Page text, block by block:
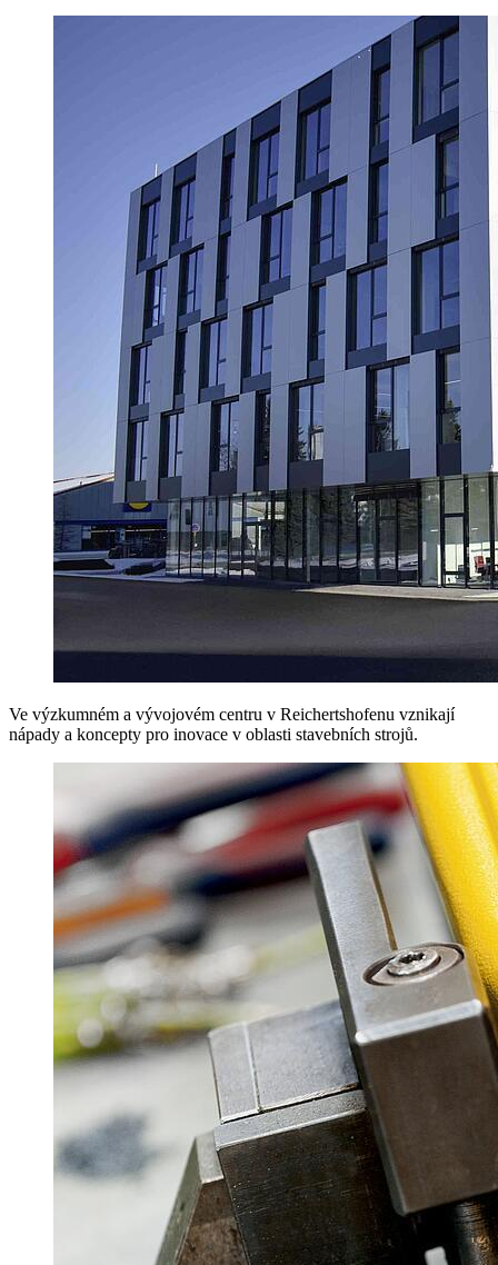
Ve výzkumném a vývojovém centru v Reichertshofenu vznikají
nápady a koncepty pro inovace v oblasti stavebních strojů.